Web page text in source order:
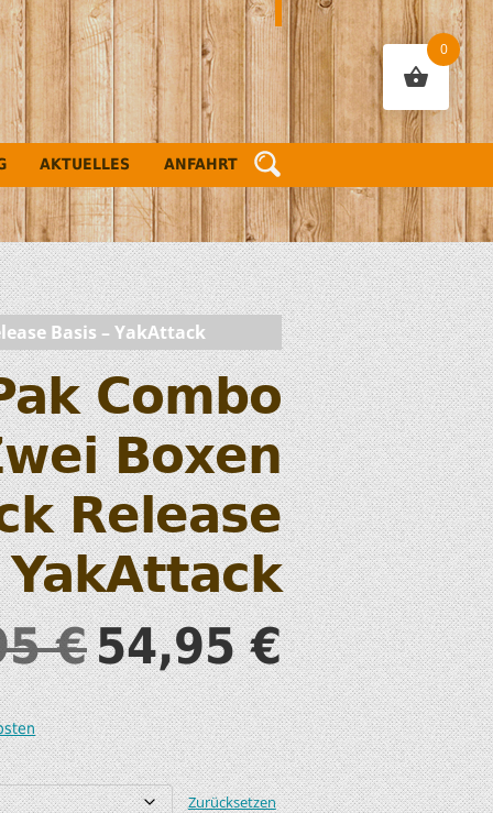
AKTUELLES ANFAHRT
Basis – YakAttack
Combo
Boxen
Release
YakAttack
€54,95€
Zurücksetzen
0